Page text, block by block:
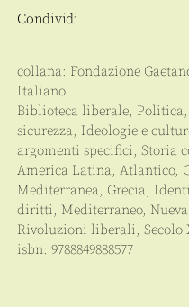
Condividi
collana: Fondazione
Italiano
Biblioteca liberale, Politica,
sicurezza, Ideologie e
argomenti specifici, Storia
America Latina, Atlantico,
Mediterranea, Grecia,
diritti, Mediterraneo,
Rivoluzioni liberali, Secolo
isbn: 9788849888577